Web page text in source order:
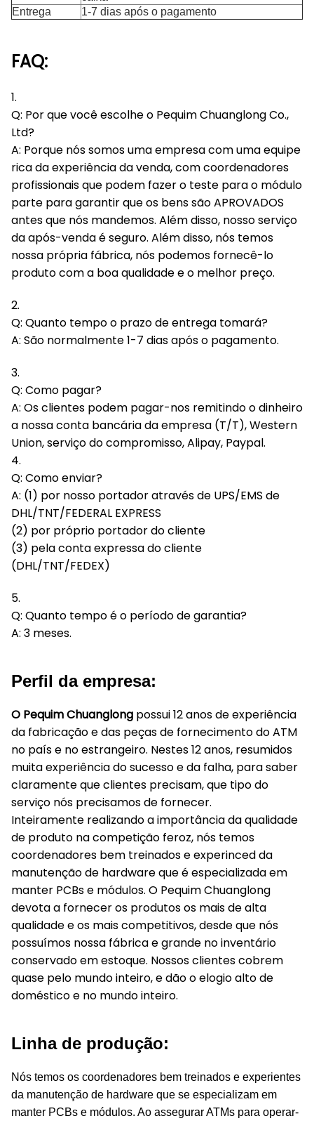
Entrega
1-7 dias após o pagamento
FAQ:
1.
Q: Por que você escolhe o Pequim Chuanglong Co.,
Ltd?
A: Porque nós somos uma empresa com uma equipe
rica da experiência da venda, com coordenadores
profissionais que podem fazer o teste para o módulo
parte para garantir que os bens são APROVADOS
antes que nós mandemos. Além disso, nosso serviço
da após-venda é seguro. Além disso, nós temos
nossa própria fábrica, nós podemos fornecê-lo
produto com a boa qualidade e o melhor preço.
2.
Q: Quanto tempo o prazo de entrega tomará?
A: São normalmente 1-7 dias após o pagamento.
3.
Q: Como pagar?
A: Os clientes podem pagar-nos remitindo o dinheiro
a nossa conta bancária da empresa (T/T), Western
Union, serviço do compromisso, Alipay, Paypal.
4.
Q: Como enviar?
A: (1) por nosso portador através de UPS/EMS de
DHL/TNT/FEDERAL EXPRESS
(2) por próprio portador do cliente
(3) pela conta expressa do cliente
(DHL/TNT/FEDEX)
5.
Q: Quanto tempo é o período de garantia?
A: 3 meses.
Perfil da empresa:
O Pequim Chuanglong possui 12 anos de experiência
da fabricação e das peças de fornecimento do ATM
no país e no estrangeiro. Nestes 12 anos, resumidos
muita experiência do sucesso e da falha, para saber
claramente que clientes precisam, que tipo do
serviço nós precisamos de fornecer.
Inteiramente realizando a importância da qualidade
de produto na competição feroz, nós temos
coordenadores bem treinados e experinced da
manutenção de hardware que é especializada em
manter PCBs e módulos. O Pequim Chuanglong
devota a fornecer os produtos os mais de alta
qualidade e os mais competitivos, desde que nós
possuímos nossa fábrica e grande no inventário
conservado em estoque. Nossos clientes cobrem
quase pelo mundo inteiro, e dão o elogio alto de
doméstico e no mundo inteiro.
Linha de produção:
Nós temos os coordenadores bem treinados e experientes
da manutenção de hardware que se especializam em
manter PCBs e módulos. Ao assegurar ATMs para operar-